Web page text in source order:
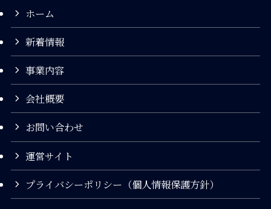
ホーム
新着情報
事業内容
会社概要
お問い合わせ
運営サイト
プライバシーポリシー（個人情報保護方針）